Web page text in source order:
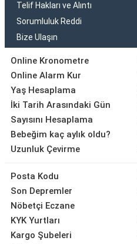
Telif Hakları ve Alıntı
Sorumluluk Reddi
Bize Ulaşın
Online Kronometre
Online Alarm Kur
Yaş Hesaplama
İki Tarih Arasındaki Gün
Sayısını Hesaplama
Bebeğim kaç aylık oldu?
Uzunluk Çevirme
Posta Kodu
Son Depremler
Nöbetçi Eczane
KYK Yurtları
Kargo Şubeleri